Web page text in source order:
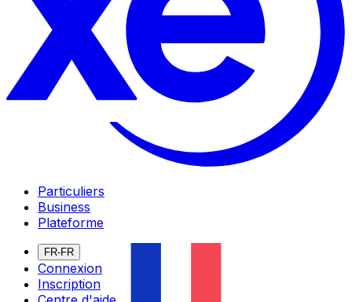
Particuliers
Business
Plateforme
FR-FR
Connexion
Inscription